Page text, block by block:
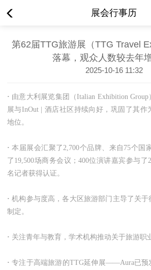
展会行事历
第62届TTG旅游展（TTG Travel
落幕，观众人数较去年
2025-10-16 11:32
· 由意大利展览集团（Italian Exhibition
展与InOut | 酒店社区持续向好，巩固了其作
地位。
·本届展会汇聚了2,700个品牌、来自75个国
了19,500场商务会议；400位演讲嘉宾参与了
名记者获得认证。
·机构参与度高，各大区旅游部门主导了关
制定。
· 关注青年与教育，学术机构推动关于旅游职
·专注于高端旅游的TTG延伸展——Aura已预